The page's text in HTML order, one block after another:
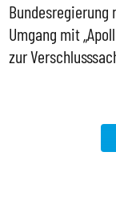
Bundesregierung
Umgang mit
zur